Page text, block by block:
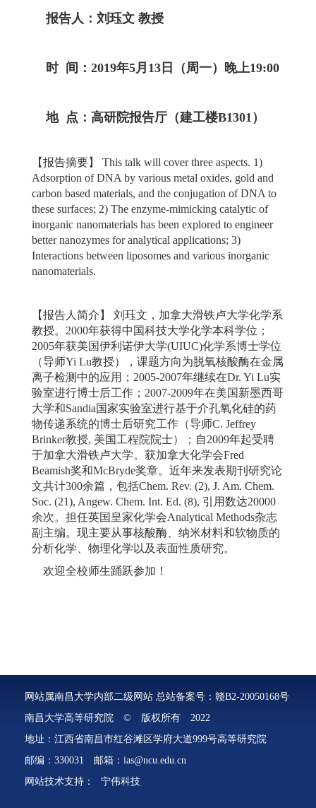
报告人：刘珏文 教授
时 间：2019年5月13日（周一）晚上19:00
地 点：高研院报告厅（建工楼B1301）
【报告摘要】 This talk will cover three aspects. 1)
Adsorption of DNA by various metal oxides, gold and
carbon based materials, and the conjugation of DNA to
these surfaces; 2) The enzyme-mimicking catalytic of
inorganic nanomaterials has been explored to engineer
better nanozymes for analytical applications; 3)
Interactions between liposomes and various inorganic
nanomaterials.
【报告人简介】
刘珏文，加拿大滑铁卢大学化学系
教授。2000年获得中国科技大学化学本科学位；
2005年获美国伊利诺伊大学(UIUC)化学系博士学位
（导师Yi Lu教授），课题方向为脱氧核酸酶在金属
离子检测中的应用；2005-2007年继续在Dr. Yi Lu实
验室进行博士后工作；2007-2009年在美国新墨西哥
大学和Sandia国家实验室进行基于介孔氧化硅的药
物传递系统的博士后研究工作（导师C. Jeffrey
Brinker教授, 美国工程院院士）；自2009年起受聘
于加拿大滑铁卢大学。获加拿大化学会Fred
Beamish奖和McBryde奖章。近年来发表期刊研究论
文共计300余篇，包括Chem. Rev. (2), J. Am. Chem.
Soc. (21), Angew. Chem. Int. Ed. (8), 引用数达20000
余次。担任英国皇家化学会Analytical Methods杂志
副主编。现主要从事核酸酶、纳米材料和软物质的
分析化学、物理化学以及表面性质研究。
欢迎全校师生踊跃参加！
网站属南昌大学内部二级网站 总站备案号：赣B2-20050168号
南昌大学高等研究院 © 版权所有 2022
地址：江西省南昌市红谷滩区学府大道999号高等研究院
邮编：330031 邮箱：ias@ncu.edu.cn
网站技术支持：
宁伟科技